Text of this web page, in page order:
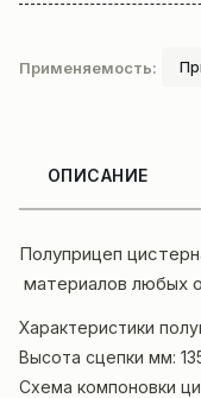
Применяемость:
ОПИСАНИЕ
Полуприцеп
материалов любых
Характеристики
Высота сцепки мм:
Схема компоновки